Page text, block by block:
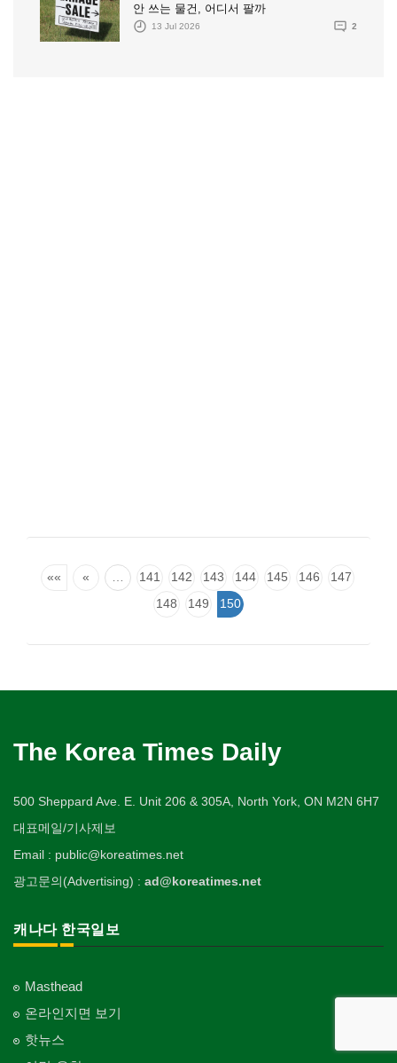
안 쓰는 물건, 어디서 팔까
13 Jul 2026 2
«« « 141 142 143 144 145 146
147
148
149 150
The Korea Times Daily
500 Sheppard Ave. E. Unit 206 & 305A, North York, ON M2N 6H7
대표메일/기사제보
Email : public@koreatimes.net
광고문의(Advertising) : ad@koreatimes.net
캐나다 한국일보
Masthead
온라인지면 보기
핫뉴스